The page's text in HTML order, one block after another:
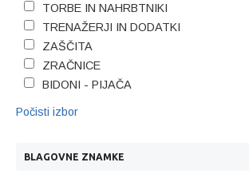
TORBE IN NAHRBTNIKI
TRENAŽERJI IN DODATKI
ZAŠČITA
ZRAČNICE
BIDONI - PIJAČA
Počisti izbor
BLAGOVNE ZNAMKE